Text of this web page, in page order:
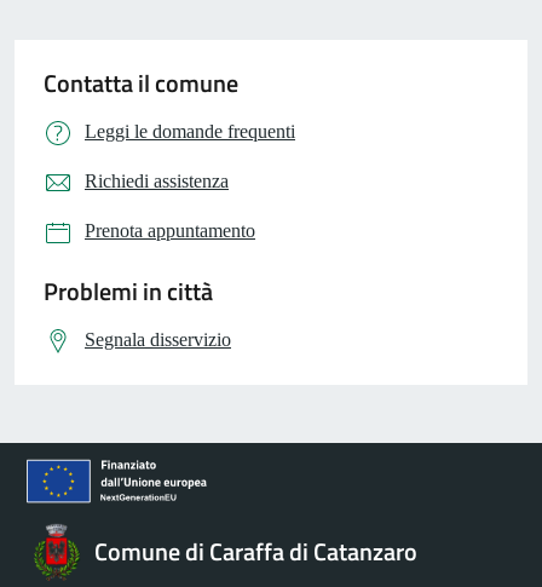
Contatta il comune
Leggi le domande frequenti
Richiedi assistenza
Prenota appuntamento
Problemi in città
Segnala disservizio
Comune di Caraffa di Catanzaro